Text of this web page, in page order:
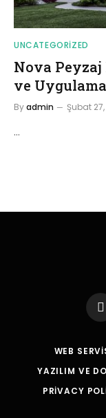
UNCATEGORIZED
Nova Peyzaj
ve
Byadmin Şubat
…
WEB
YAZILIM VE
PRIVACY